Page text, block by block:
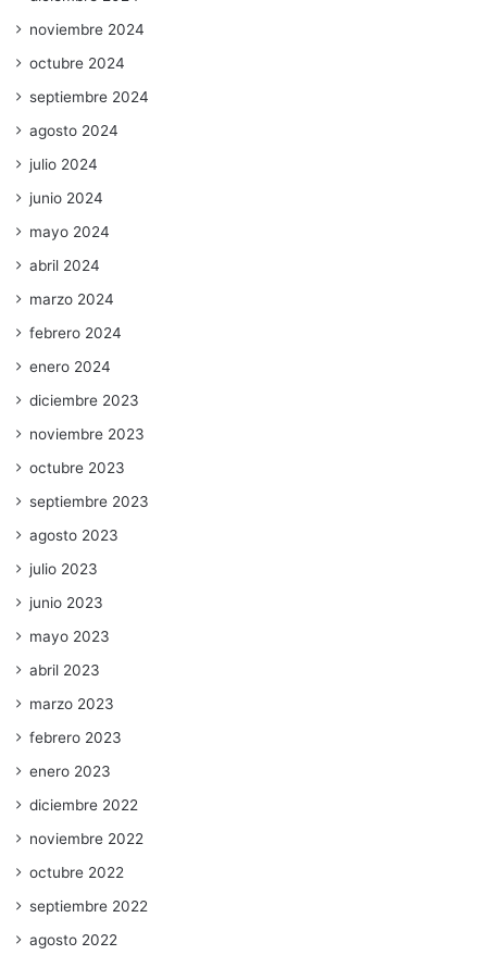
noviembre 2024
octubre 2024
septiembre 2024
agosto 2024
julio 2024
junio 2024
mayo 2024
abril 2024
marzo 2024
febrero 2024
enero 2024
diciembre 2023
noviembre 2023
octubre 2023
septiembre 2023
agosto 2023
julio 2023
junio 2023
mayo 2023
abril 2023
marzo 2023
febrero 2023
enero 2023
diciembre 2022
noviembre 2022
octubre 2022
septiembre 2022
agosto 2022